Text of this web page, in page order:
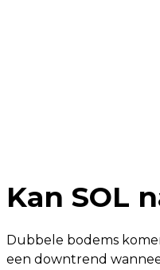
Kan SOL
Dubbele bodems
een downtrend